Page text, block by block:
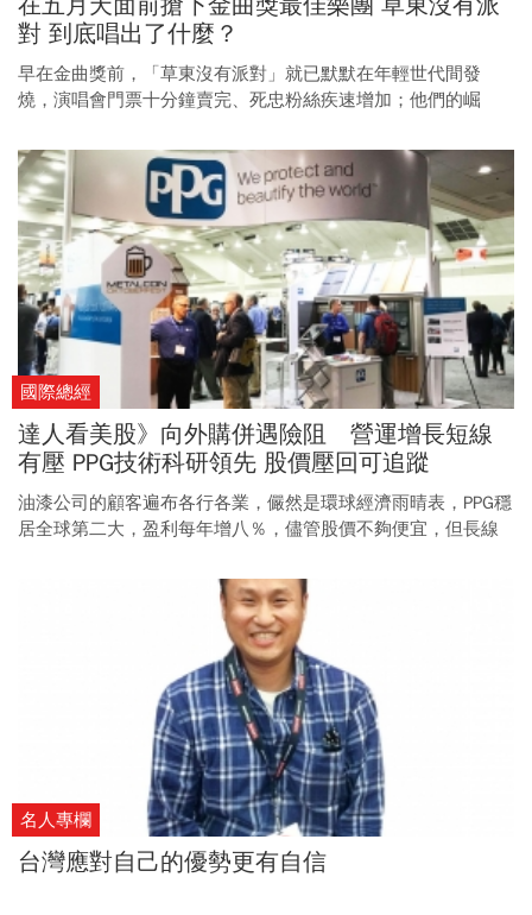
對 到底唱出了什麼？
早在金曲獎前，「草東沒有派對」就已默默在年輕世代間發
燒，演唱會門票十分鐘賣完、死忠粉絲疾速增加；他們的崛
國際總經
達人看美股》向外購併遇險阻 營運增長短線
有壓 PPG技術科研領先 股價壓回可追蹤
油漆公司的顧客遍布各行各業，儼然是環球經濟雨晴表，PPG穩
居全球第二大，盈利每年增八％，儘管股價不夠便宜，但長線
名人專欄
台灣應對自己的優勢更有自信